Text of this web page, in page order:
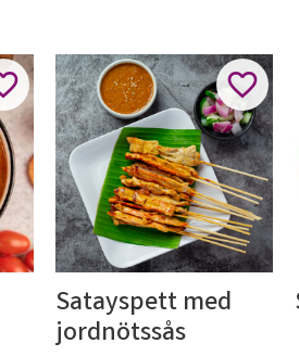
Lägg till i favoriter
Satayspett med
jordnötssås
Lägg